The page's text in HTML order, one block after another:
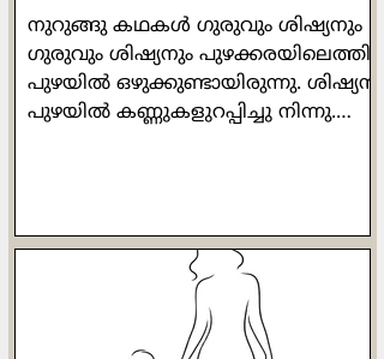
നുറുങ്ങു കഥകള്‍ ഗുരുവും ശിഷ്യനും
ഗുരുവും ശിഷ്യനും പുഴക്കരയിലെത്തി.
പുഴയില്‍ ഒഴുക്കുണ്ടായിരുന്നു. ശിഷ്യന്‍
പുഴയില്‍ കണ്ണുകളുറപ്പിച്ചു നിന്നു.
വീണ്ടും ലയിച്ചു. ഗുരു
അപ്രത്യക്ഷനുമായി. പിന്നീട്
ജനസാഗരത്തിന് മുന്‍പില്‍ ശിഷ്യന്‍
സംസാരിക്കുന്നു. ആ കൂട്ടത്തില്‍